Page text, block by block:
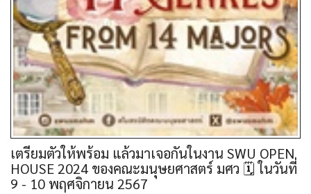
เตรียมตัวให้พร้อม แล้วมาเจอกันในงาน SWU OPEN
HOUSE 2024 ของคณะมนุษยศาสตร์ มศว 🗓️ ในวันที่
9 - 10 พฤศจิกายน 2567